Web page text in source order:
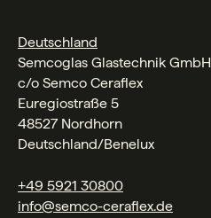
Deutschland
Semcoglas Glastechnik GmbH
c/o Semco Ceraflex
Euregiostraße 5
48527 Nordhorn
Deutschland/Benelux
+49 5921 30800
info@semco-ceraflex.de